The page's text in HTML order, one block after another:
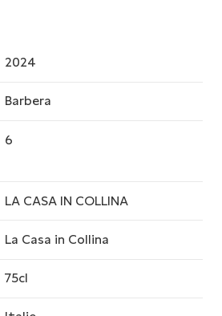
2024
6
Barbera
LA CASA IN COLLINA
La Casa in Collina
75cl